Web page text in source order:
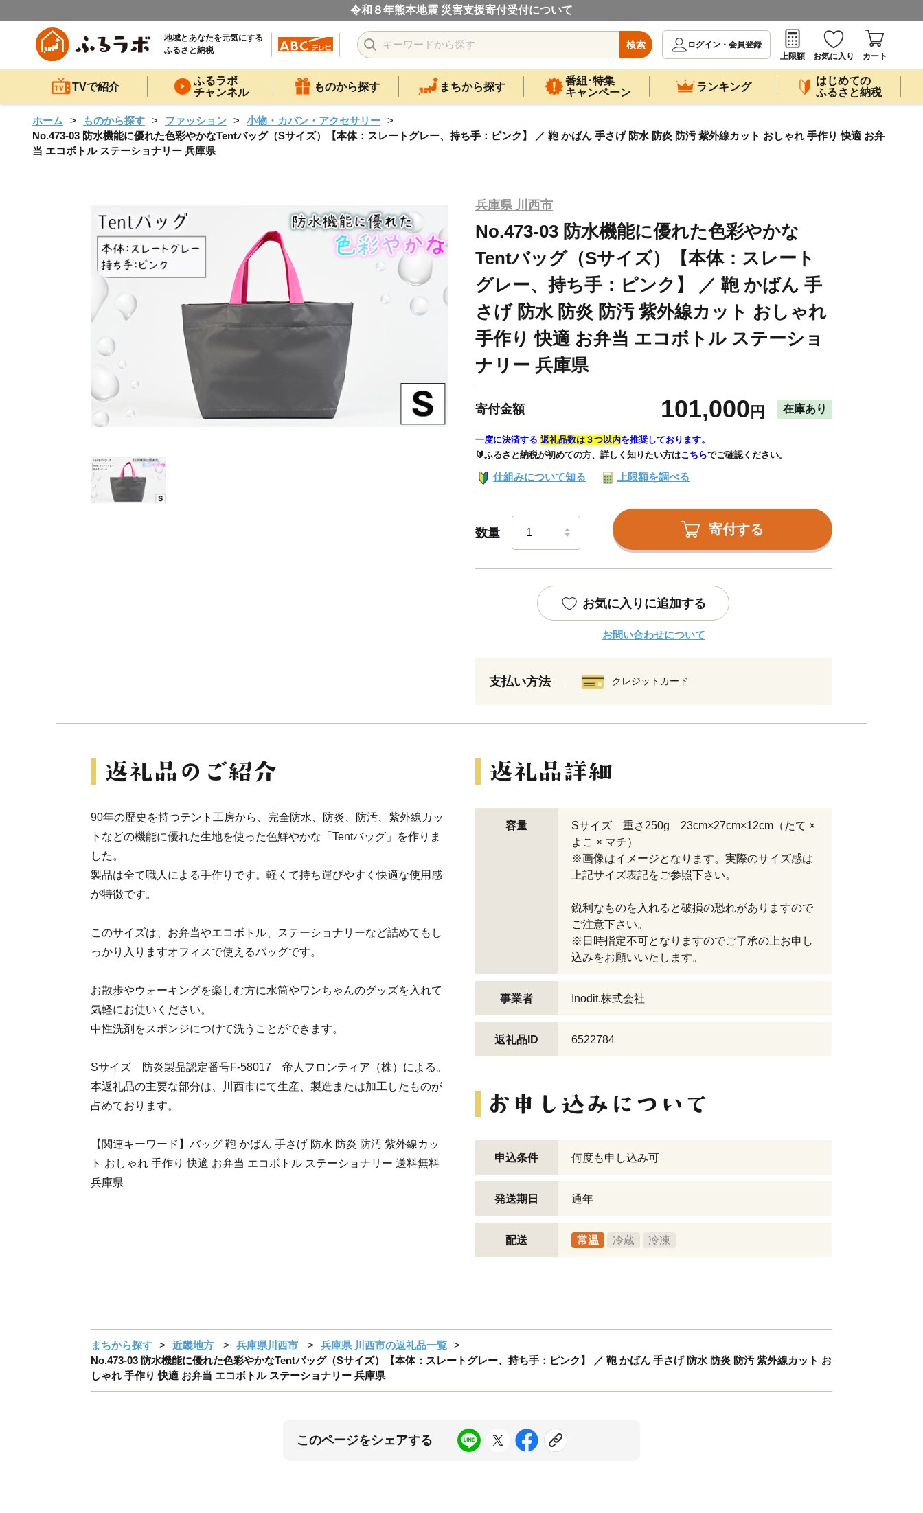
令和８年熊本地震 災害支援寄付受付について
地域とあなたを元気にする
ふるさと納税
検索
ログイン・会員登録
上限額
お気に入り カート
TVで紹介
ふるラボ
チャンネル
ものから探す まちから探す
番組･特集
キャンペーン
ランキング
はじめての
ふるさと納税
ホーム ものから探す ファッション
小物・カバン・アクセサリー
No.473-03 防水機能に優れた色彩やかなTentバッグ（Sサイズ）【本体：スレートグレー、持ち手：ピンク】 ／ 鞄 かばん 手さげ 防水 防炎 防汚 紫外線カット おしゃれ 手作り 快適 お弁
当 エコボトル ステーショナリー 兵庫県
兵庫県 川西市
No.473-03 防水機能に優れた色彩やかな
Tentバッグ（Sサイズ）【本体：スレート
グレー、持ち手：ピンク】 ／ 鞄 かばん 手
さげ 防水 防炎 防汚 紫外線カット おしゃれ
手作り 快適 お弁当 エコボトル ステーショ
ナリー 兵庫県
寄付金額 101,000 円 在庫あり
一度に決済する 返礼品数は３つ以内を推奨しております。
🔰ふるさと納税が初めての方、詳しく知りたい方はこちらでご確認ください。
仕組みについて知る 上限額を調べる
数量 寄付する
お気に入りに追加する
お問い合わせについて
支払い方法 クレジットカード
90年の歴史を持つテント工房から、完全防水、防炎、防汚、紫外線カッ
トなどの機能に優れた生地を使った色鮮やかな「Tentバッグ」を作りま
した。
製品は全て職人による手作りです。軽くて持ち運びやすく快適な使用感
が特徴です。
このサイズは、お弁当やエコボトル、ステーショナリーなど詰めてもし
っかり入りますオフィスで使えるバッグです。
お散歩やウォーキングを楽しむ方に水筒やワンちゃんのグッズを入れて
気軽にお使いください。
中性洗剤をスポンジにつけて洗うことができます。
Sサイズ 防炎製品認定番号F-58017 帝人フロンティア（株）による。
本返礼品の主要な部分は、川西市にて生産、製造または加工したものが
占めております。
【関連キーワード】バッグ 鞄 かばん 手さげ 防水 防炎 防汚 紫外線カッ
ト おしゃれ 手作り 快適 お弁当 エコボトル ステーショナリー 送料無料
兵庫県
容量
Sサイズ 重さ250g 23cm×27cm×12cm（たて ×
よこ × マチ）
※画像はイメージとなります。実際のサイズ感は
上記サイズ表記をご参照下さい。
鋭利なものを入れると破損の恐れがありますので
ご注意下さい。
※日時指定不可となりますのでご了承の上お申し
込みをお願いいたします。
事業者 Inodit.株式会社
返礼品ID 6522784
申込条件 何度も申し込み可
発送期日 通年
配送 常温 冷蔵 冷凍
まちから探す 近畿地方 兵庫県川西市
兵庫県 川西市の返礼品一覧
No.473-03 防水機能に優れた色彩やかなTentバッグ（Sサイズ）【本体：スレートグレー、持ち手：ピンク】 ／ 鞄 かばん 手さげ 防水 防炎 防汚 紫外線カット お
しゃれ 手作り 快適 お弁当 エコボトル ステーショナリー 兵庫県
このページをシェアする